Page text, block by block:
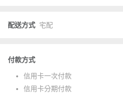
配送方式 宅配
付款方式
信用卡一次付款
信用卡分期付款